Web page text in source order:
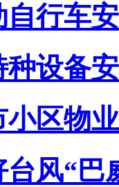
行车
设备
区物
风“巴